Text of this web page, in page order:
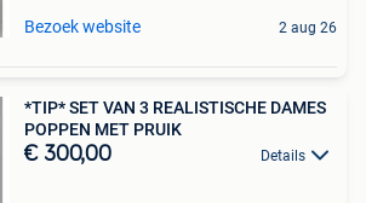
Bezoek website 2 aug 26
*TIP* SET VAN 3 REALISTISCHE DAMES
POPPEN MET PRUIK
€ 300,00 Details